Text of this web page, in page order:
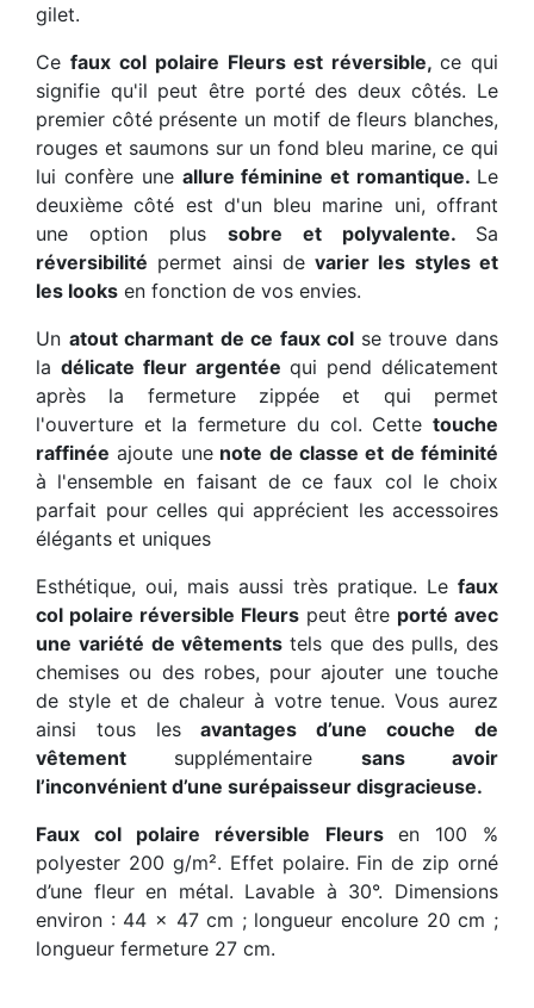
gilet.
Ce faux col polaire Fleurs est réversible,ce qui
signifie qu'il peut être porté des deux côtés. Le
premier côté présente un motif de fleurs blanches,
rouges et saumons sur un fond bleu marine, ce qui
lui confère une allure féminine et romantique. Le
deuxième côté est d'un bleu marine uni, offrant
une option plus sobre et polyvalente. Sa
réversibilité permet ainsi devarier les styles et
les looks en fonction de vos envies.
Un atout charmant de ce faux col se trouve dans
la délicate fleur argentée qui pend délicatement
après la fermeture zippée et qui permet
l'ouverture et la fermeture du col. Cette touche
raffinée ajoute unenote de classe et de féminité
à l'ensemble en faisant de ce faux col le choix
parfait pour celles qui apprécient les accessoires
élégants et uniques
Esthétique, oui, mais aussi très pratique. Le faux
col polaire réversible Fleurs peut être porté avec
une variété de vêtements tels que des pulls, des
chemises ou des robes, pour ajouter une touche
de style et de chaleur à votre tenue. Vous aurez
ainsi tous les avantages d’une couche de
vêtement supplémentaire sans avoir
l’inconvénient d’une surépaisseur disgracieuse.
Faux col polaire réversible Fleurs en 100 %
polyester 200 g/m². Effet polaire. Fin de zip orné
d’une fleur en métal. Lavable à 30°. Dimensions
environ : 44 x 47 cm ; longueur encolure 20 cm ;
longueur fermeture 27 cm.